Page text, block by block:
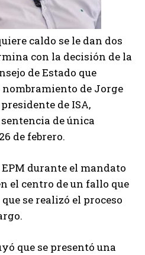
caldo se le dan dos
con la decisión de la
de Estado que
de Jorge
de ISA,
de única
de febrero.
durante el mandato
el centro de un fallo que
se realizó el proceso
que se presentó una